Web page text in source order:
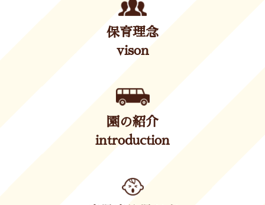
保育理念
vison
園の紹介
introduction